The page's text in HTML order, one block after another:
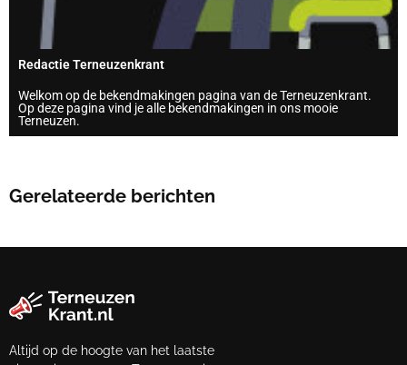
Redactie Terneuzenkrant
Welkom op de bekendmakingen pagina van de Terneuzenkrant.
Op deze pagina vind je alle bekendmakingen in ons mooie
Terneuzen.
Gerelateerde berichten
Altijd op de hoogte van het laatste